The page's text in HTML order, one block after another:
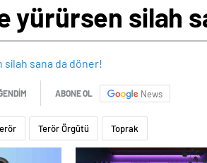
yürürsen silah
ABONE OL News
Terör Örgütü Toprak